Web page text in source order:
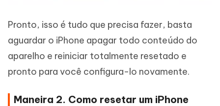
Pronto, isso é tudo que precisa fazer, basta
aguardar o iPhone apagar todo conteúdo do
aparelho e reiniciar totalmente resetado e
pronto para você configura-lo novamente.
Maneira 2. Como resetar um iPhone